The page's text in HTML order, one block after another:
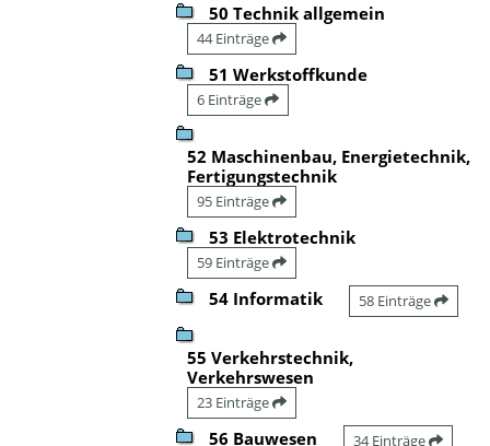
50 Technik allgemein
44 Einträge
51 Werkstoffkunde
6 Einträge
52 Maschinenbau, Energietechnik,
Fertigungstechnik
95 Einträge
53 Elektrotechnik
59 Einträge
54 Informatik 58 Einträge
55 Verkehrstechnik,
Verkehrswesen
23 Einträge
56 Bauwesen 34 Einträge